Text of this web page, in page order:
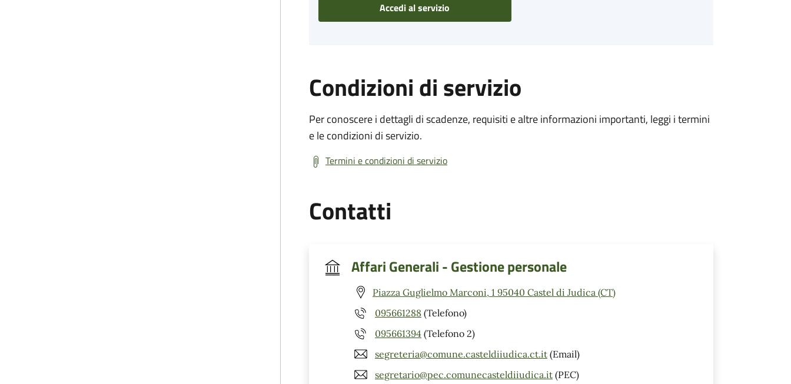
Accedi al servizio
Condizioni di servizio
Per conoscere i dettagli di scadenze, requisiti e altre informazioni importanti, leggi i termini
e le condizioni di servizio.
Termini e condizioni di servizio
Contatti
Affari Generali - Gestione personale
Piazza Guglielmo Marconi, 1 95040 Castel di Judica (CT)
095661288 (Telefono)
095661394 (Telefono 2)
segreteria@comune.casteldiiudica.ct.it (Email)
segretario@pec.comunecasteldiiudica.it (PEC)